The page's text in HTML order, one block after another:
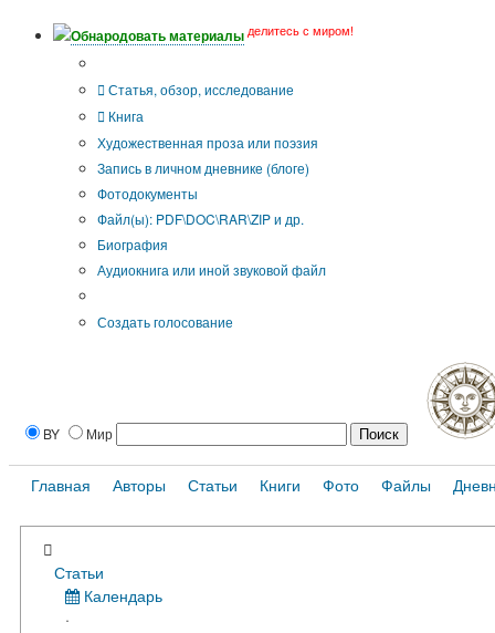
Обнародовать материалы делитесь с миром!
Статья, обзор, исследование
Книга
Художественная проза или поэзия
Запись в личном дневнике (блоге)
Фотодокументы
Файл(ы): PDF\DOC\RAR\ZIP и др.
Биография
Аудиокнига или иной звуковой файл
Создать голосование
BY Мир
Главная Авторы Статьи Книги Фото Файлы
Статьи
Календарь
·